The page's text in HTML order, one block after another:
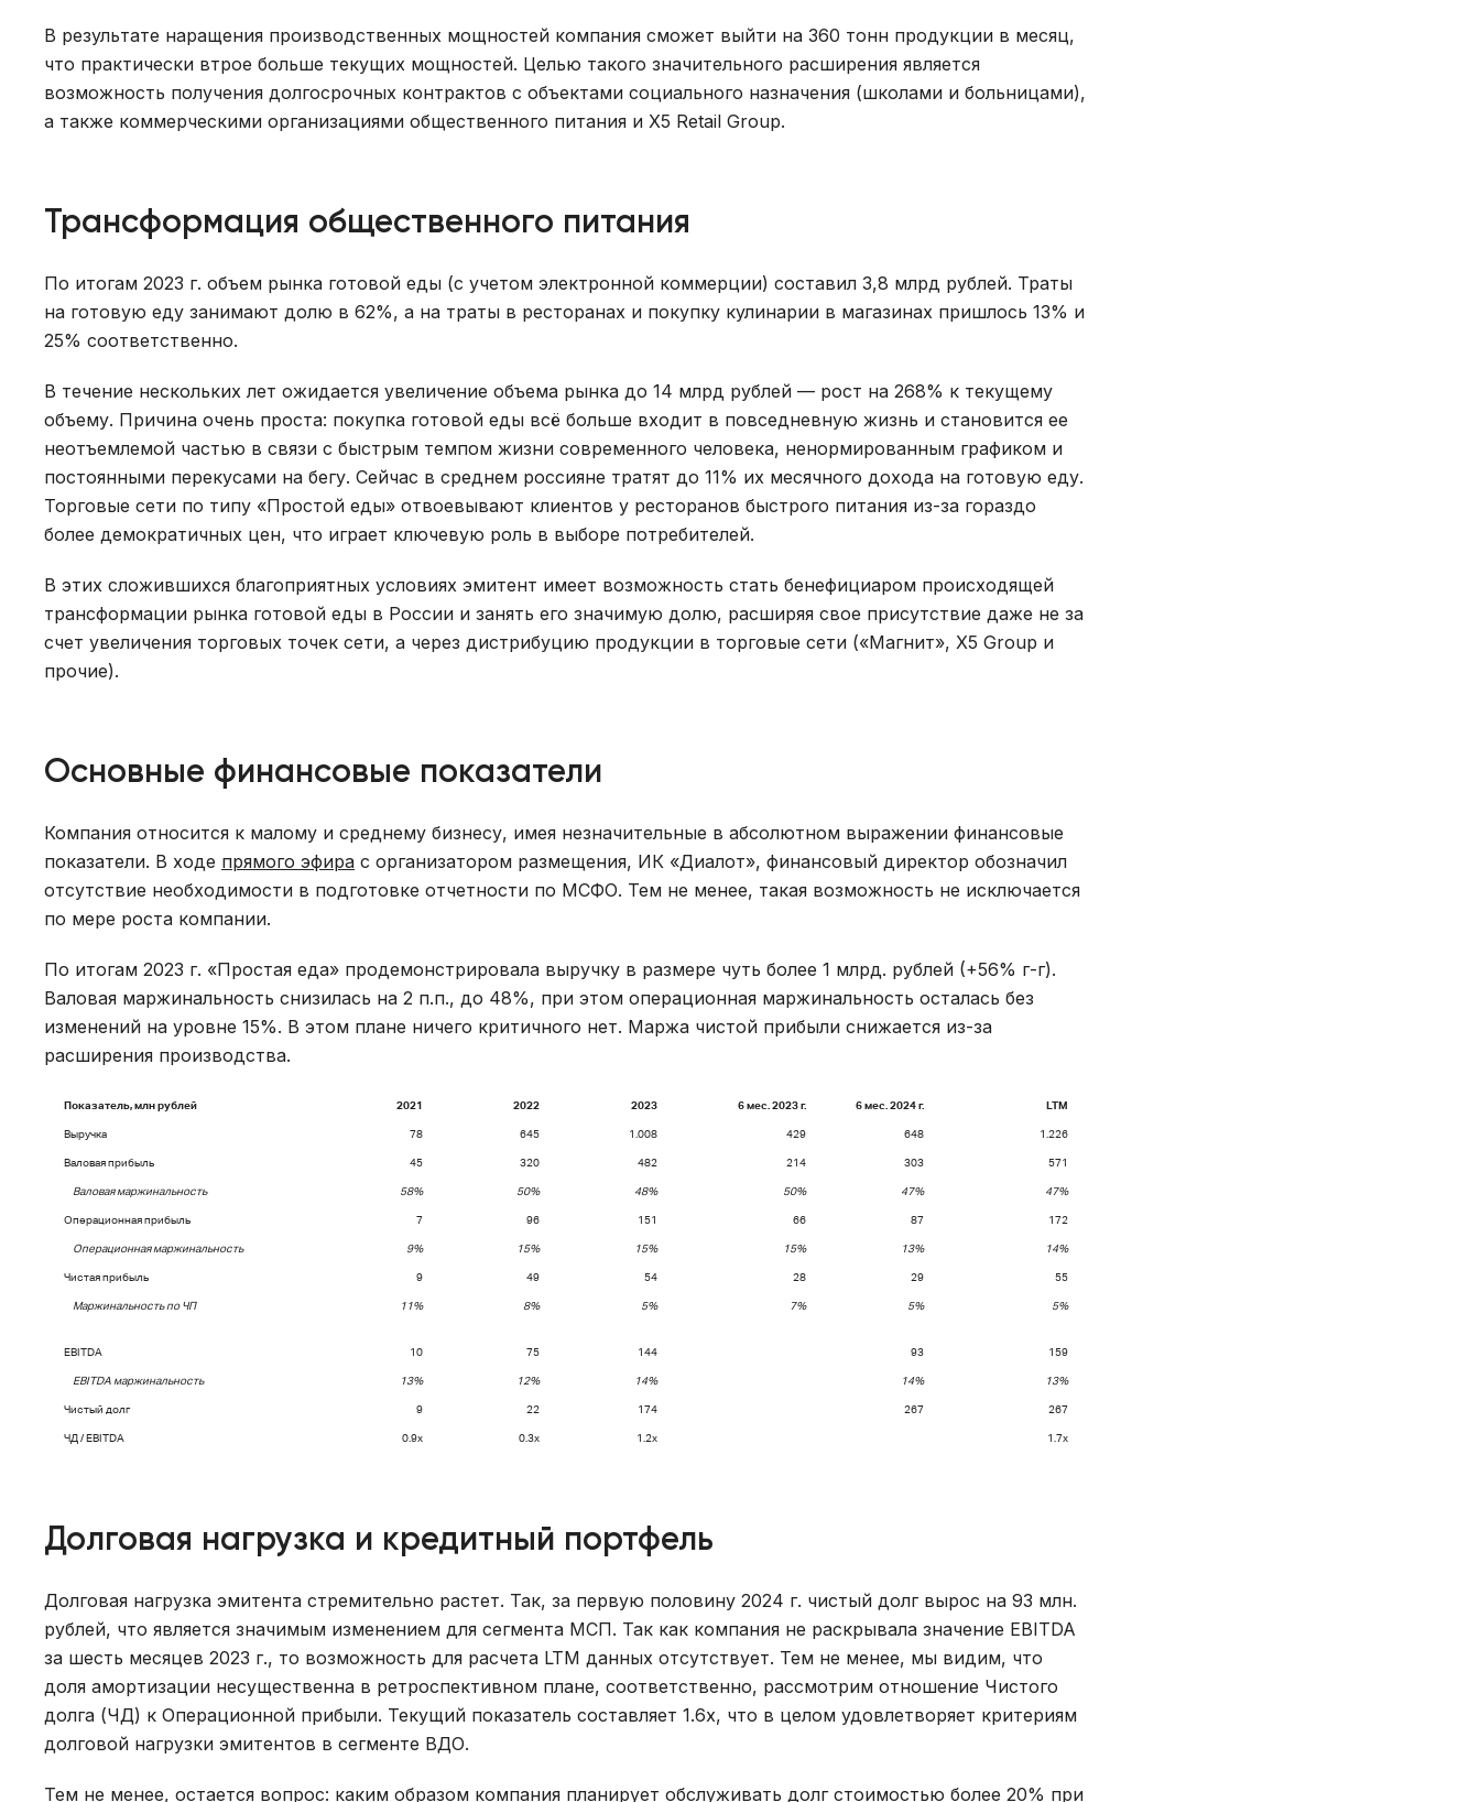
В результате наращения производственных мощностей компания сможет выйти на 360 тонн продукции в месяц,
что практически втрое больше текущих мощностей. Целью такого значительного расширения является
возможность получения долгосрочных контрактов c объектами социального назначения (школами и больницами),
а также коммерческими организациями общественного питания и X5 Retail Group.
Трансформация общественного питания
По итогам 2023 г. объем рынка готовой еды (с учетом электронной коммерции) составил 3,8 млрд рублей. Траты
на готовую еду занимают долю в 62%, а на траты в ресторанах и покупку кулинарии в магазинах пришлось 13% и
25% соответственно.
В течение нескольких лет ожидается увеличение объема рынка до 14 млрд рублей — рост на 268% к текущему
объему. Причина очень проста: покупка готовой еды всё больше входит в повседневную жизнь и становится ее
неотъемлемой частью в связи с быстрым темпом жизни современного человека, ненормированным графиком и
постоянными перекусами на бегу. Сейчас в среднем россияне тратят до 11% их месячного дохода на готовую еду.
Торговые сети по типу «Простой еды» отвоевывают клиентов у ресторанов быстрого питания из-за гораздо
более демократичных цен, что играет ключевую роль в выборе потребителей.
В этих сложившихся благоприятных условиях эмитент имеет возможность стать бенефициаром происходящей
трансформации рынка готовой еды в России и занять его значимую долю, расширяя свое присутствие даже не за
счет увеличения торговых точек сети, а через дистрибуцию продукции в торговые сети («Магнит», X5 Group и
прочие).
Основные финансовые показатели
Компания относится к малому и среднему бизнесу, имея незначительные в абсолютном выражении финансовые
показатели. В ходе прямого эфира с организатором размещения, ИК «Диалот», финансовый директор обозначил
отсутствие необходимости в подготовке отчетности по МСФО. Тем не менее, такая возможность не исключается
по мере роста компании.
По итогам 2023 г. «Простая еда» продемонстрировала выручку в размере чуть более 1 млрд. рублей (+56% г-г).
Валовая маржинальность снизилась на 2 п.п., до 48%, при этом операционная маржинальность осталась без
изменений на уровне 15%. В этом плане ничего критичного нет. Маржа чистой прибыли снижается из-за
расширения производства.
Показатель, млн рублей 2021 2022 2023 6 мес. 2023 г. 6 мес. 2024 г. LTM
Выручка 78 645 1.008 429 648 1.226
Валовая прибыль 45 320 482 214 303 571
Валовая маржинальность 58% 50% 48% 50% 47% 47%
Операционная прибыль 7 96 151 66 87 172
Операционнаямаржинальность 9% 15% 15% 15% 13% 14%
Чистая прибыль 9 49 54 28 29 55
Маржинальность по ЧП 11% 8% 5% 7% 5% 5%
EBITDA 10 75 144 93 159
EBITDA маржинальность 13% 12% 14% 14% 13%
Чистый долг 9 22 174 267 267
ЧД / EBITDA 0.9x 0.3x 1.2x 1.7x
Долговая нагрузка и кредитный портфель
Долговая нагрузка эмитента стремительно растет. Так, за первую половину 2024 г. чистый долг вырос на 93 млн.
рублей, что является значимым изменением для сегмента МСП. Так как компания не раскрывала значение EBITDA
за шесть месяцев 2023 г., то возможность для расчета LTM данных отсутствует. Тем не менее, мы видим, что
доля амортизации несущественна в ретроспективном плане, соответственно, рассмотрим отношение Чистого
долга (ЧД) к Операционной прибыли. Текущий показатель составляет 1.6x, что в целом удовлетворяет критериям
долговой нагрузки эмитентов в сегменте ВДО.
Тем не менее, остается вопрос: каким образом компания планирует обслуживать долг стоимостью более 20% при